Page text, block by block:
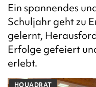
Ein spannendes
Schuljahr geht zu
gelernt,
Erfolge gefeiert
erlebt.
HQUADRAT